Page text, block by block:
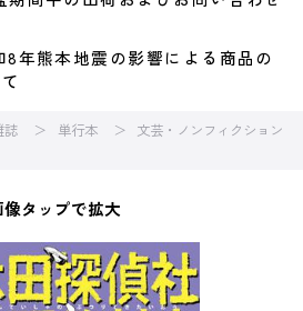
熊本地震の影響による商品の
誌 単行本
文芸・ノンフィクション
像タップで拡大